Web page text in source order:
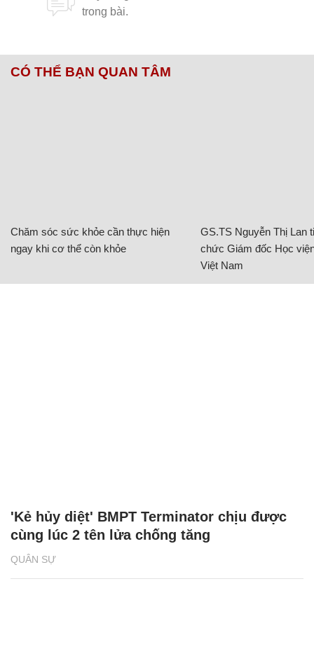
CÓ THỂ BẠN QUAN TÂM
Chăm sóc sức khỏe cần thực hiện
ngay khi cơ thể còn khỏe
GS.TS Nguyễn Thị Lan
chức Giám đốc Học
Việt Nam
QUÂN SỰ
'Kẻ hủy diệt' BMPT Terminator chịu được
cùng lúc 2 tên lửa chống tăng